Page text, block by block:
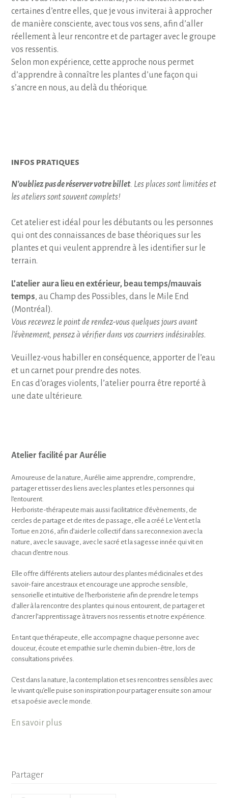
certaines d’entre elles, que je vous inviterai à approcher
de manière consciente, avec tous vos sens, afin d’aller
réellement à leur rencontre et de partager avec le groupe
vos ressentis.
Selon mon expérience, cette approche nous permet
d’apprendre à connaître les plantes d’une façon qui
s’ancre en nous, au delà du théorique.
infos pratiques
N’oubliez pas de réserver votre billet. Les places sont limitées et
les ateliers sont souvent complets!
Cet atelier est idéal pour les débutants ou les personnes
qui ont des connaissances de base théoriques sur les
plantes et qui veulent apprendre à les identifier sur le
terrain.
L’atelier aura lieu en extérieur, beau temps/mauvais
temps, au Champ des Possibles, dans le Mile End
(Montréal).
Vous recevrez le point de rendez-vous quelques jours avant
l’évènement, pensez à vérifier dans vos courriers indésirables.
Veuillez-vous habiller en conséquence, apporter de l’eau
et un carnet pour prendre des notes.
En cas d’orages violents, l’atelier pourra être reporté à
une date ultérieure.
Atelier facilité par Aurélie
Amoureuse de la nature, Aurélie aime apprendre, comprendre,
partager et tisser des liens avec les plantes et les personnes qui
l’entourent.
Herboriste-thérapeute mais aussi facilitatrice d’évènements, de
cercles de partage et de rites de passage, elle a créé Le Vent et la
Tortue en 2016, afin d’aider le collectif dans sa reconnexion avec la
nature, avec le sauvage, avec le sacré et la sagesse innée qui vit en
chacun d’entre nous.
Elle offre différents ateliers autour des plantes médicinales et des
savoir-faire ancestraux et encourage une approche sensible,
sensorielle et intuitive de l’herboristerie afin de prendre le temps
d’aller à la rencontre des plantes qui nous entourent, de partager et
d’ancrer l’apprentissage à travers nos ressentis et notre expérience.
En tant que thérapeute, elle accompagne chaque personne avec
douceur, écoute et empathie sur le chemin du bien-être, lors de
consultations privées.
C’est dans la nature, la contemplation et ses rencontres sensibles avec
le vivant qu’elle puise son inspiration pour partager ensuite son amour
et sa poésie avec le monde.
En savoir plus
Partager